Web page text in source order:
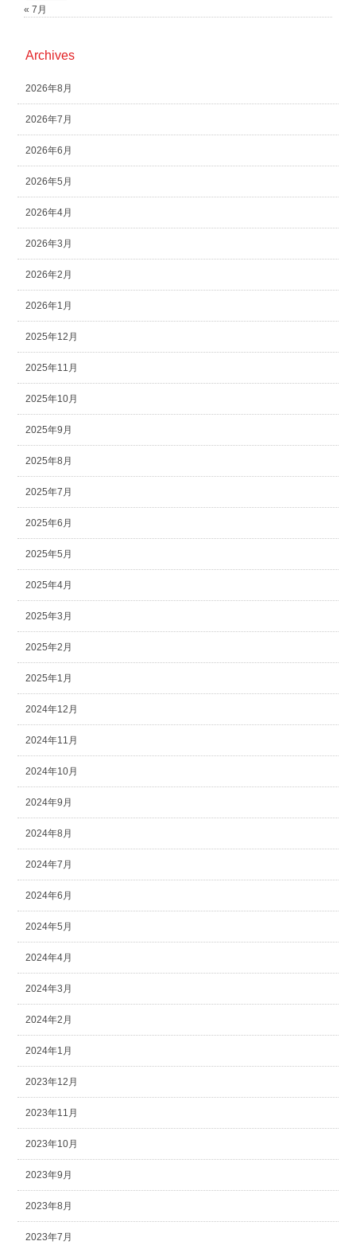
« 7月
Archives
2026年8月
2026年7月
2026年6月
2026年5月
2026年4月
2026年3月
2026年2月
2026年1月
2025年12月
2025年11月
2025年10月
2025年9月
2025年8月
2025年7月
2025年6月
2025年5月
2025年4月
2025年3月
2025年2月
2025年1月
2024年12月
2024年11月
2024年10月
2024年9月
2024年8月
2024年7月
2024年6月
2024年5月
2024年4月
2024年3月
2024年2月
2024年1月
2023年12月
2023年11月
2023年10月
2023年9月
2023年8月
2023年7月